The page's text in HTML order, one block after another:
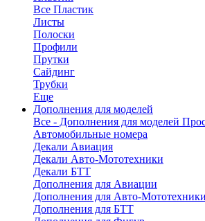
Все Пластик
Листы
Полоски
Профили
Прутки
Сайдинг
Трубки
Еще
Дополнения для моделей
Все - Дополнения для моделей
Автомобильные номера
Декали Авиация
Декали Авто-Мототехники
Декали БТТ
Дополнения для Авиации
Дополнения для Авто-Мототехники
Дополнения для БТТ